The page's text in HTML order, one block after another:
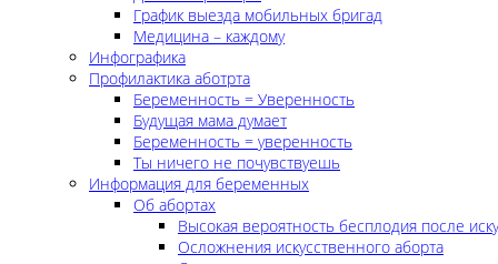
График выезда мобильных бригад
Медицина – каждому
Инфографика
Профилактика аботрта
Беременность = Уверенность
Будущая мама думает
Беременность = уверенность
Ты ничего не почувствуешь
Информация для беременных
Об абортах
Высокая вероятность бесплодия после
Осложнения искусственного аборта